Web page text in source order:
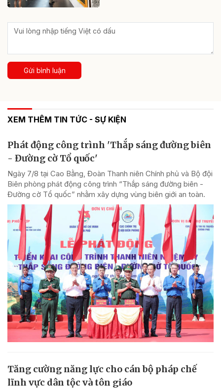
Gửi bình luận
XEM THÊM TIN TỨC - SỰ KIỆN
Phát động công trình 'Thắp sáng đường biên
- Đường cờ Tổ quốc'
Ngày 7/8 tại Cao Bằng, Đoàn Thanh niên Chính phủ và Bộ đội
Biên phòng phát động công trình “Thắp sáng đường biên -
Đường cờ Tổ quốc” nhằm xây dựng vùng biên giới an toàn.
Tăng cường năng lực cho cán bộ pháp chế
lĩnh vực dân tộc và tôn giáo